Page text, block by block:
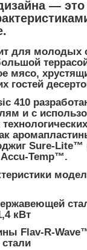
— это
для молодых
мясо,
гостей
410
и с
Sure-Lite™
Temp™.
кВт
Flav-R-